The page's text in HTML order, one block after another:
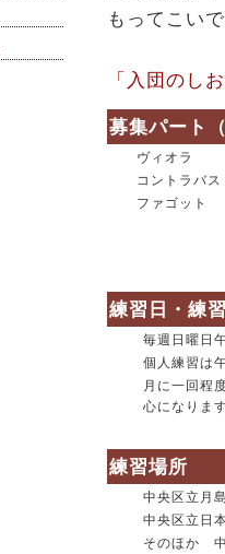
もってこい
「入団のし
募集パート
ヴィオラ
コントラバス
ファゴット
練習日・練
毎週日曜日
個人練習は
月に一回程
心になりま
練習場所
中央区立月
中央区立日
そのほか